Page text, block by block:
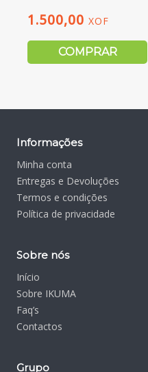
1.500,00 XOF
COMPRAR
Informações
Minha conta
Entregas e Devoluções
Termos e condições
Política de privacidade
Sobre nós
Início
Sobre IKUMA
Faq’s
Contactos
Grupo